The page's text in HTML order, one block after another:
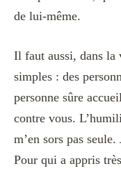
de lui-même.
Il faut aussi, dans la
simples : des
personne sûre
contre vous.
m’en sors pas
Pour qui a appris